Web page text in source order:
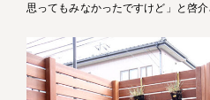
思ってもみなかったですけど」と啓介